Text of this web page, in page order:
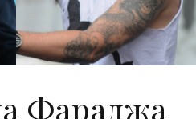
Фараджа